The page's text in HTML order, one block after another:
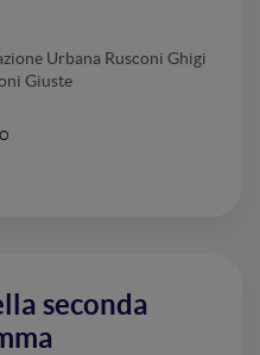
Urbana Rusconi Ghigi
Giuste
seconda